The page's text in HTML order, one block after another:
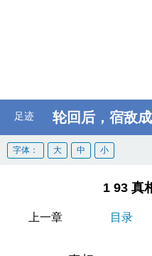
足迹 轮回后，宿敌
字体： 大 中 小
1 93 真
上一章 目录